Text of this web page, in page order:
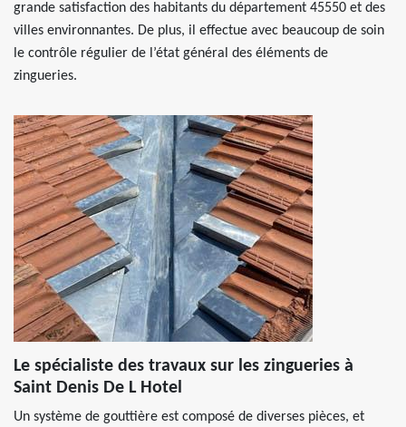
grande satisfaction des habitants du département 45550 et des
villes environnantes. De plus, il effectue avec beaucoup de soin
le contrôle régulier de l’état général des éléments de
zingueries.
Le spécialiste des travaux sur les zingueries à
Saint Denis De L Hotel
Un système de gouttière est composé de diverses pièces, et